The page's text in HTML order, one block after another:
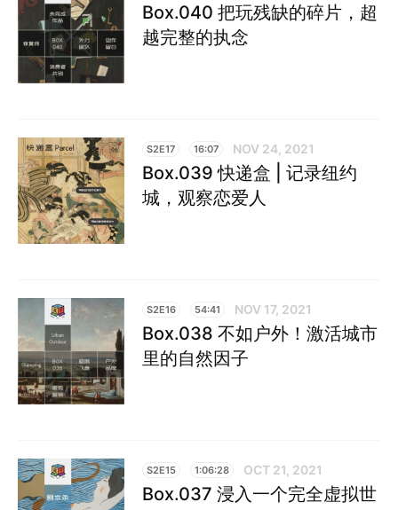
Box.040 把玩残缺的碎片，超
越完整的执念
S2E17 16:07 NOV 24, 2021
Box.039 快递盒 | 记录纽约
城，观察恋爱人
S2E16 54:41 NOV 17, 2021
Box.038 不如户外！激活城市
里的自然因子
S2E15 1:06:28 OCT 21, 2021
Box.037 浸入一个完全虚拟世